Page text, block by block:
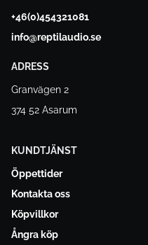
+46(0)454321081
info@reptilaudio.se
ADRESS
Granvägen 2
374 52 Asarum
KUNDTJÄNST
Öppettider
Kontakta oss
Köpvillkor
Ångra köp